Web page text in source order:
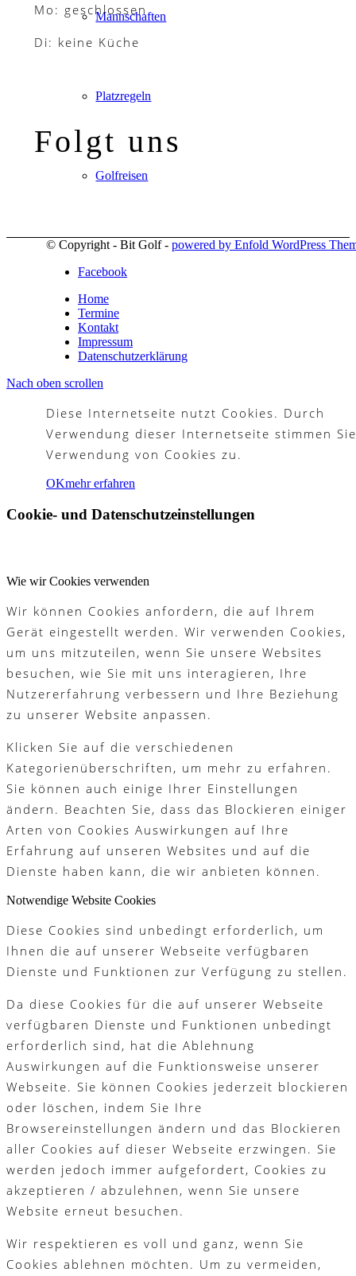
Mannschaften
Platzregeln
Golfreisen
Partner
Galerie
Akademie
Schnupperjahr
Golfregeln
Menü Menü
Mo: geschlossen
Di: keine Küche
Folgt uns
© Copyright - Bit Golf - powered by Enfold WordPress
Facebook
Home
Termine
Kontakt
Impressum
Datenschutzerklärung
Nach oben scrollen
Diese Internetseite nutzt Cookies. Durch
Verwendung dieser Internetseite stimmen
Verwendung von Cookies zu.
OKmehr erfahren
Cookie- und Datenschutzeinstellungen
Wie wir Cookies verwenden
Wir können Cookies anfordern, die auf Ihrem
Gerät eingestellt werden. Wir verwenden Cookies,
um uns mitzuteilen, wenn Sie unsere Websites
besuchen, wie Sie mit uns interagieren, Ihre
Nutzererfahrung verbessern und Ihre Beziehung
zu unserer Website anpassen.
Klicken Sie auf die verschiedenen
Kategorienüberschriften, um mehr zu erfahren.
Sie können auch einige Ihrer Einstellungen
ändern. Beachten Sie, dass das Blockieren einiger
Arten von Cookies Auswirkungen auf Ihre
Erfahrung auf unseren Websites und auf die
Dienste haben kann, die wir anbieten können.
Notwendige Website Cookies
Diese Cookies sind unbedingt erforderlich, um
Ihnen die auf unserer Webseite verfügbaren
Dienste und Funktionen zur Verfügung zu stellen.
Da diese Cookies für die auf unserer Webseite
verfügbaren Dienste und Funktionen unbedingt
erforderlich sind, hat die Ablehnung
Auswirkungen auf die Funktionsweise unserer
Webseite. Sie können Cookies jederzeit blockieren
oder löschen, indem Sie Ihre
Browsereinstellungen ändern und das Blockieren
aller Cookies auf dieser Webseite erzwingen. Sie
werden jedoch immer aufgefordert, Cookies zu
akzeptieren / abzulehnen, wenn Sie unsere
Website erneut besuchen.
Wir respektieren es voll und ganz, wenn Sie
Cookies ablehnen möchten. Um zu vermeiden,